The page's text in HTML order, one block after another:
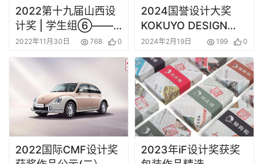
2022第十九届山西设
计奖 | 学生组⑥——
B.海报招贴类获奖作品
_1
2022年11月30日 768 0
2024国誉设计大奖
KOKUYO DESIGN
AWARD获奖作品
2024年2月19日 199 0
2022国际CMF设计奖
2023年iF设计奖获奖